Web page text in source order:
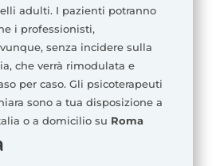
adulti. I pazienti potranno
i professionisti,
senza incidere sulla
che verrà rimodulata e
per caso. Gli psicoterapeuti
sono a tua disposizione a
o a domicilio su Roma